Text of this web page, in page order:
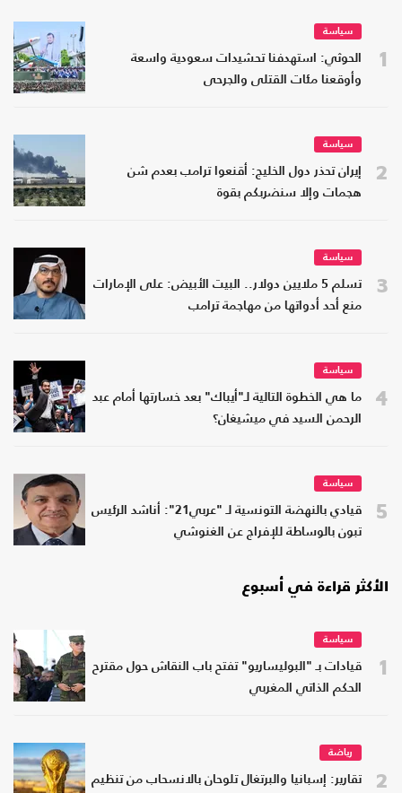
1
سياسة
الحوثي: استهدفنا تحشيدات سعودية واسعة
وأوقعنا مئات القتلى والجرحى
2
سياسة
إيران تحذر دول الخليج: أقنعوا ترامب بعدم شن
هجمات وإلا سنضربكم بقوة
3
سياسة
تسلم 5 ملايين دولار.. البيت الأبيض: على الإمارات
منع أحد أدواتها من مهاجمة ترامب
4
سياسة
ما هي الخطوة التالية لـ"أيباك" بعد خسارتها أمام عبد
الرحمن السيد في ميشيغان؟
5
سياسة
قيادي بالنهضة التونسية لـ "عربي21": أناشد الرئيس
تبون بالوساطة للإفراج عن الغنوشي
الأكثر قراءة في أسبوع
1
سياسة
قيادات بـ "البوليساريو" تفتح باب النقاش حول مقترح
الحكم الذاتي المغربي
2
رياضة
تقارير: إسبانيا والبرتغال تلوحان بالانسحاب من تنظيم